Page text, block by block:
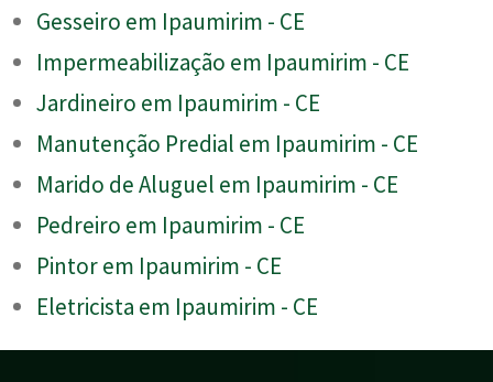
Gesseiro em Ipaumirim - CE
Impermeabilização em Ipaumirim - CE
Jardineiro em Ipaumirim - CE
Manutenção Predial em Ipaumirim - CE
Marido de Aluguel em Ipaumirim - CE
Pedreiro em Ipaumirim - CE
Pintor em Ipaumirim - CE
Eletricista em Ipaumirim - CE